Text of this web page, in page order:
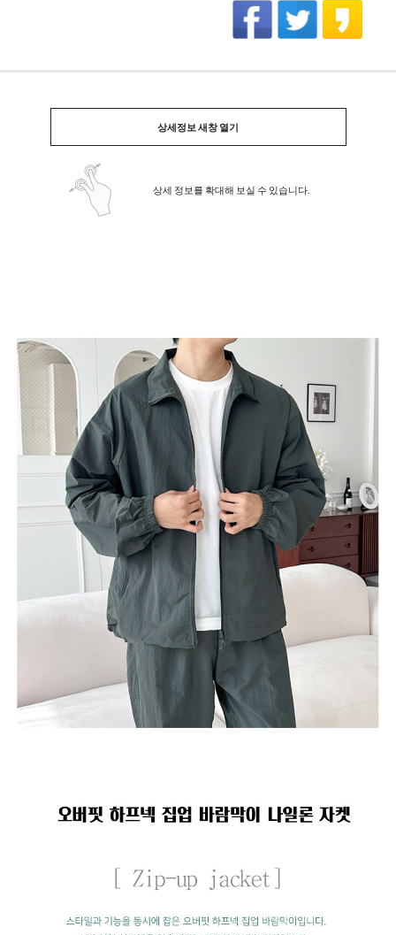
상세정보 새창 열기
상세 정보를 확대해 보실 수 있습니다.